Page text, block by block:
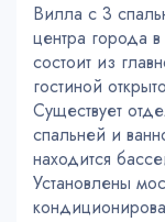
Вилла с 3
центра города
состоит из
гостиной
Существует
спальней и
находится
Установлены